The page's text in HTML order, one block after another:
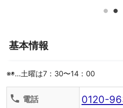
基本情報
※◉…土曜は7：30〜14：00
phone 電話 0120-